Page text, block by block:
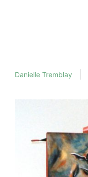
Danielle Tremblay